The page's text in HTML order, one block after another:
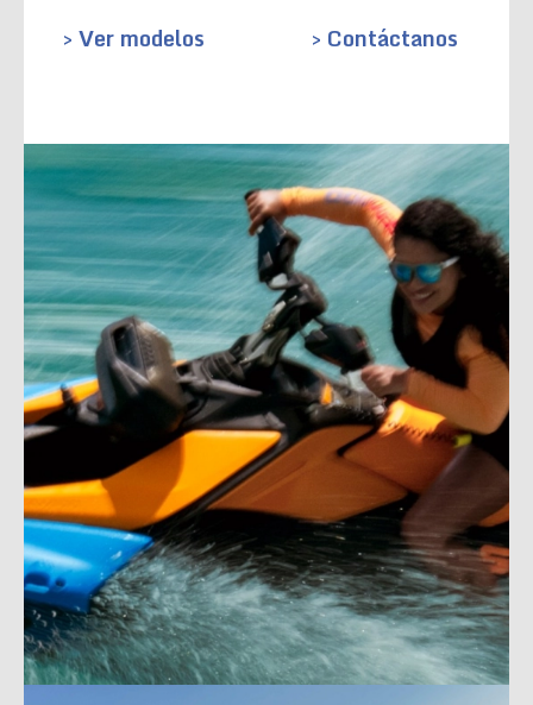
> Ver modelos > Contáctanos